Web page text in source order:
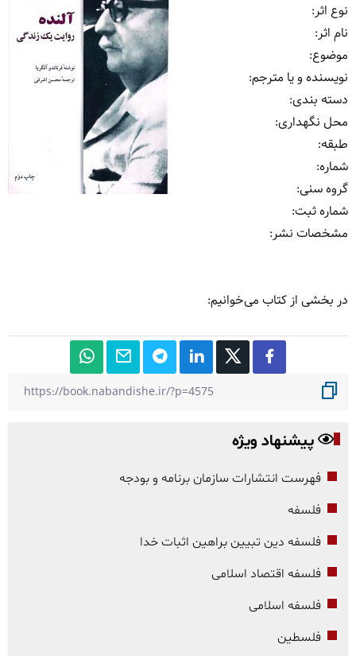
نوع اثر:
نام اثر:
موضوع:
نویسنده و یا مترجم:
دسته بندی:
محل نگهداری:
طبقه:
شماره:
گروه سنی:
شماره ثبت:
مشخصات نشر: ‏‫
در بخشی از کتاب می‌خوانیم:
پیشنهاد ویژه
فهرست انتشارات سازمان برنامه و بودجه
فلسفه
فلسفه دین تبیین براهین اثبات خدا
فلسفه اقتصاد اسلامی
فلسفه اسلامی
فلسطین